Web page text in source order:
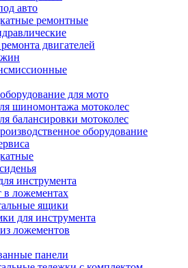
авто
ремонтные
двигателей
для мото
шиномонтажа мотоколес
балансировки мотоколес
оборудование
инструмента
в ложементах
ящики
для инструмента
ложементов
панели